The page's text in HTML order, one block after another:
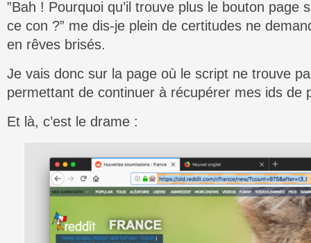
”Bah ! Pourquoi qu’il trouve plus le bouton page
ce con ?” me dis-je plein de certitudes ne
en rêves brisés.
Je vais donc sur la page où le script ne trouve
permettant de continuer à récupérer mes ids de
Et là, c’est le drame :